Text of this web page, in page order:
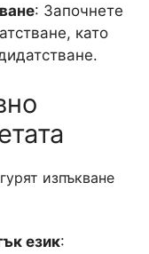
: Започнете
като
изпъкване
език: